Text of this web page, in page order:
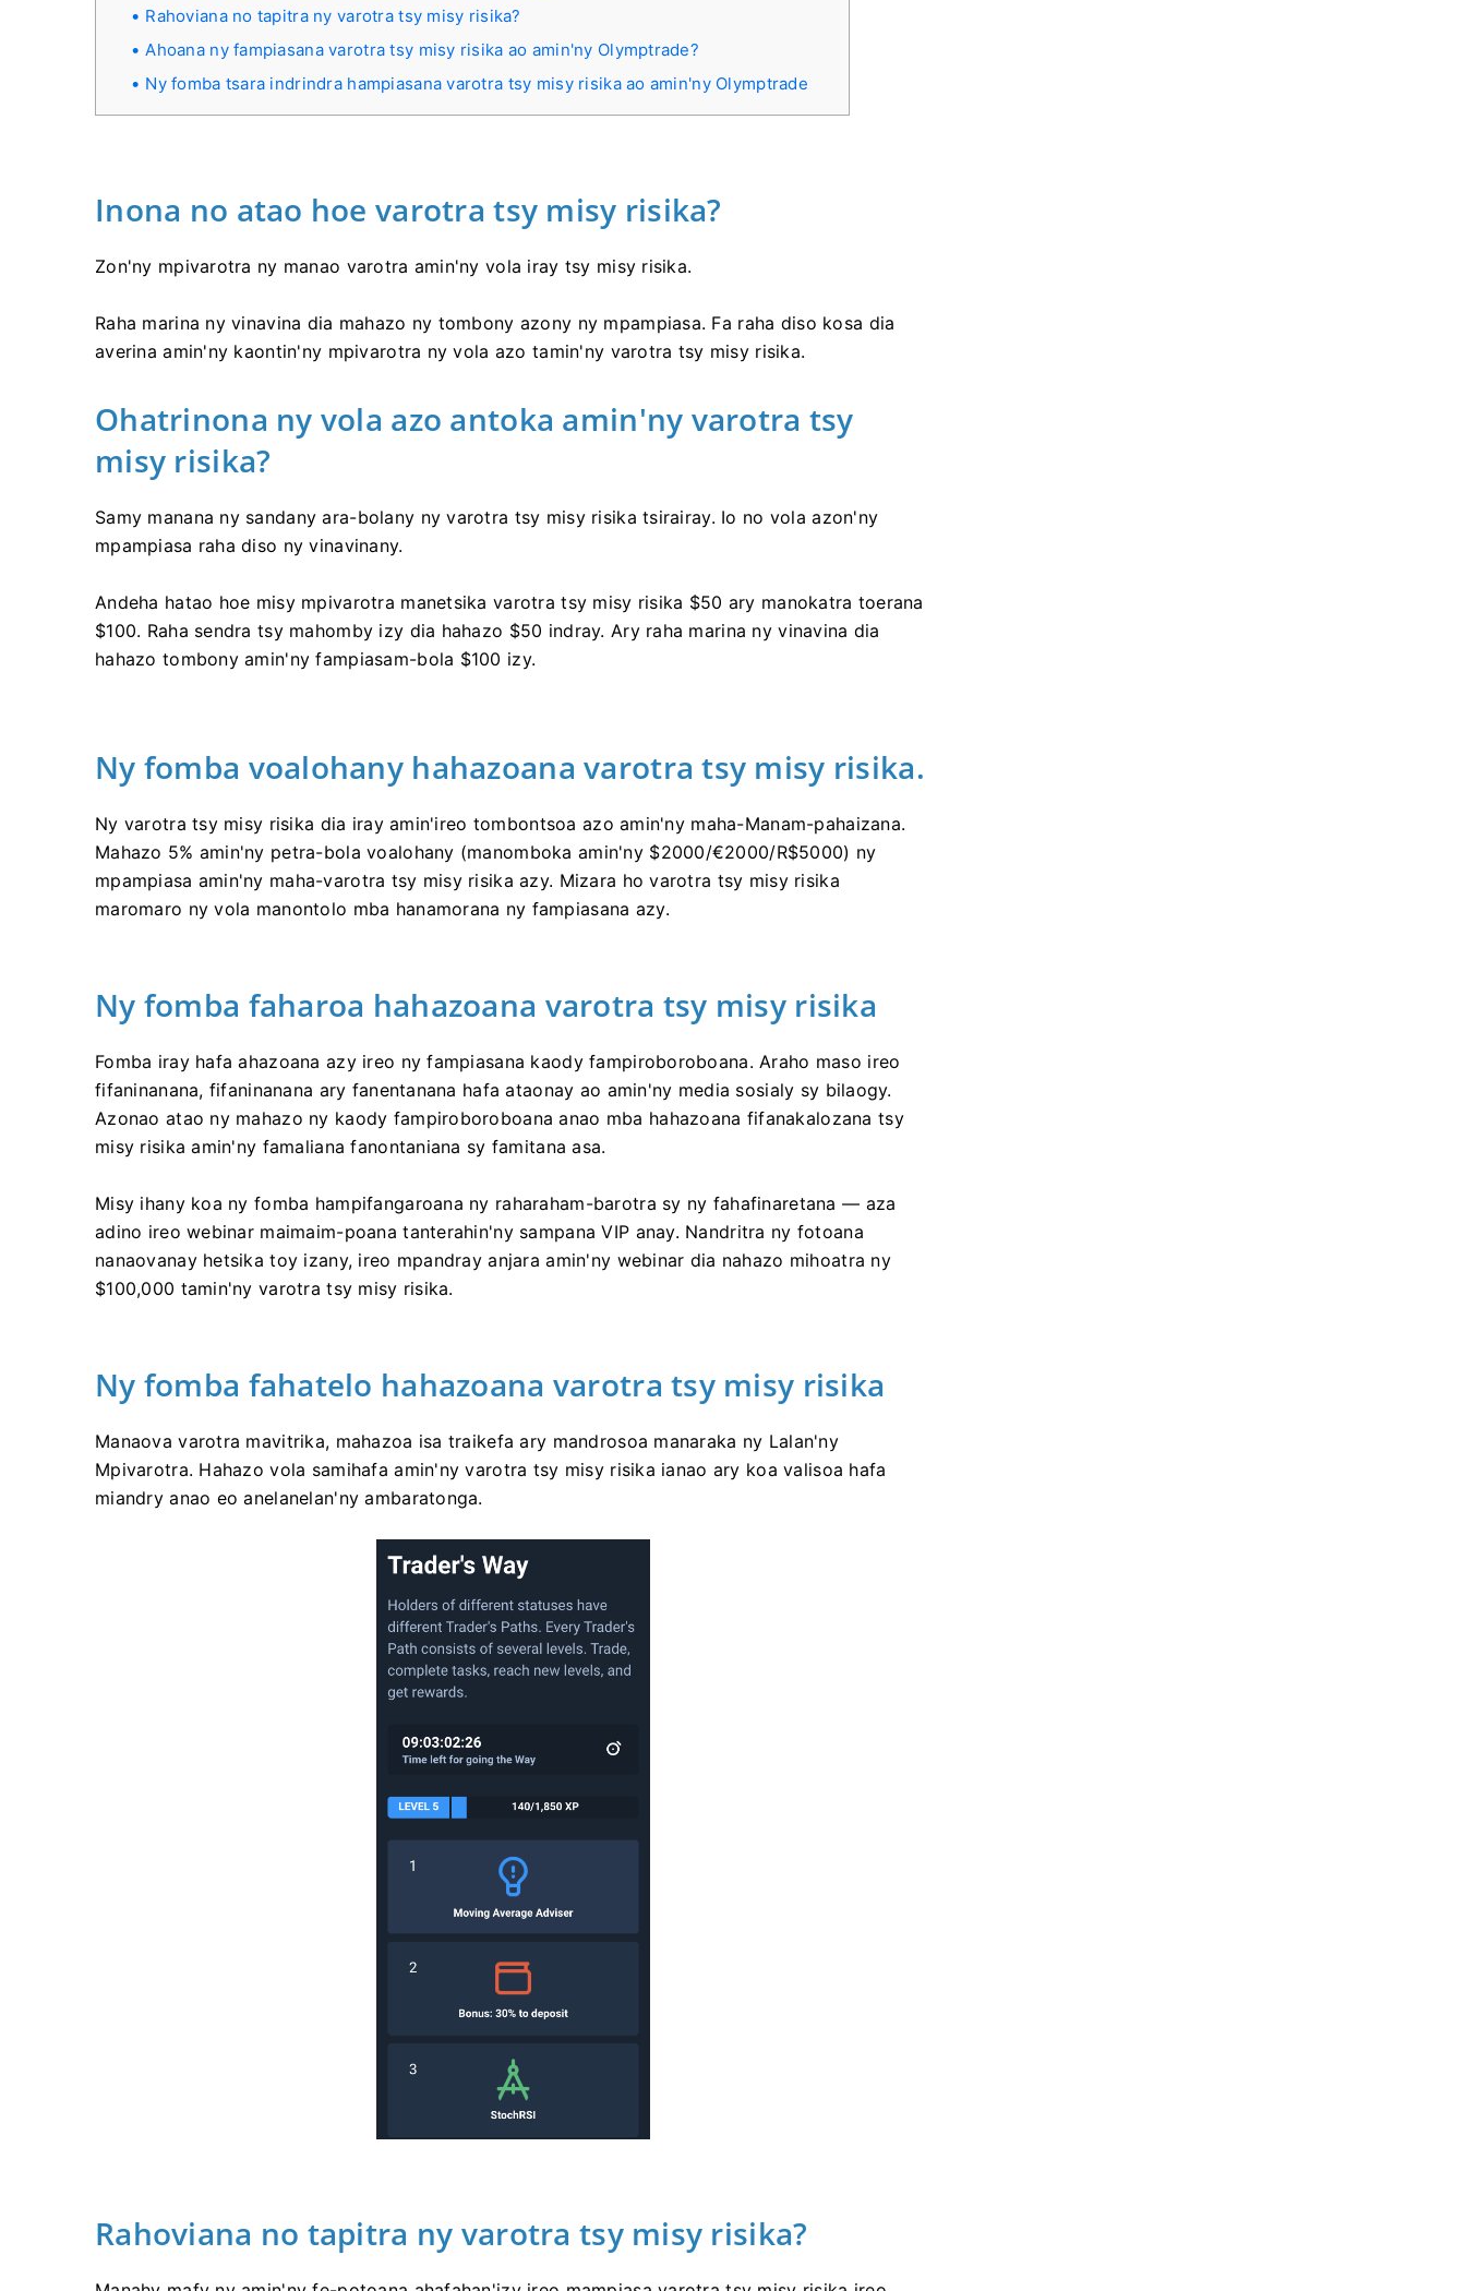
Rahoviana no tapitra ny varotra tsy misy risika?
Ahoana ny fampiasana varotra tsy misy risika ao amin'ny Olymptrade?
Ny fomba tsara indrindra hampiasana varotra tsy misy risika ao amin'ny Olymptrade
Inona no atao hoe varotra tsy misy risika?
Zon'ny mpivarotra ny manao varotra amin'ny vola iray tsy misy risika.
Raha marina ny vinavina dia mahazo ny tombony azony ny mpampiasa. Fa raha diso kosa dia
averina amin'ny kaontin'ny mpivarotra ny vola azo tamin'ny varotra tsy misy risika.
Ohatrinona ny vola azo antoka amin'ny varotra tsy
misy risika?
Samy manana ny sandany ara-bolany ny varotra tsy misy risika tsirairay. Io no vola azon'ny
mpampiasa raha diso ny vinavinany.
Andeha hatao hoe misy mpivarotra manetsika varotra tsy misy risika $50 ary manokatra toerana
$100. Raha sendra tsy mahomby izy dia hahazo $50 indray. Ary raha marina ny vinavina dia
hahazo tombony amin'ny fampiasam-bola $100 izy.
Ny fomba voalohany hahazoana varotra tsy misy risika.
Ny varotra tsy misy risika dia iray amin'ireo tombontsoa azo amin'ny maha-Manam-pahaizana.
Mahazo 5% amin'ny petra-bola voalohany (manomboka amin'ny $2000/€2000/R$5000) ny
mpampiasa amin'ny maha-varotra tsy misy risika azy. Mizara ho varotra tsy misy risika
maromaro ny vola manontolo mba hanamorana ny fampiasana azy.
Ny fomba faharoa hahazoana varotra tsy misy risika
Fomba iray hafa ahazoana azy ireo ny fampiasana kaody fampiroboroboana. Araho maso ireo
fifaninanana, fifaninanana ary fanentanana hafa ataonay ao amin'ny media sosialy sy bilaogy.
Azonao atao ny mahazo ny kaody fampiroboroboana anao mba hahazoana fifanakalozana tsy
misy risika amin'ny famaliana fanontaniana sy famitana asa.
Misy ihany koa ny fomba hampifangaroana ny raharaham-barotra sy ny fahafinaretana — aza
adino ireo webinar maimaim-poana tanterahin'ny sampana VIP anay. Nandritra ny fotoana
nanaovanay hetsika toy izany, ireo mpandray anjara amin'ny webinar dia nahazo mihoatra ny
$100,000 tamin'ny varotra tsy misy risika.
Ny fomba fahatelo hahazoana varotra tsy misy risika
Manaova varotra mavitrika, mahazoa isa traikefa ary mandrosoa manaraka ny Lalan'ny
Mpivarotra. Hahazo vola samihafa amin'ny varotra tsy misy risika ianao ary koa valisoa hafa
miandry anao eo anelanelan'ny ambaratonga.
Rahoviana no tapitra ny varotra tsy misy risika?